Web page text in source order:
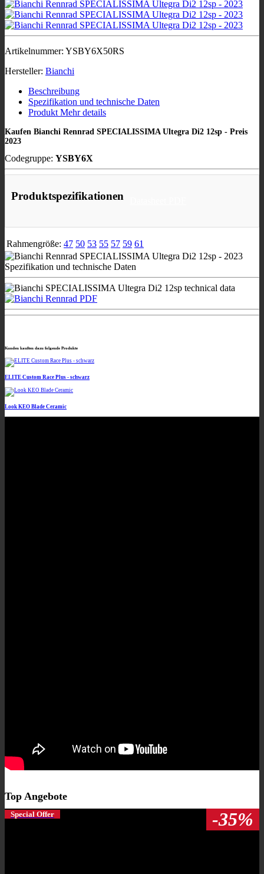
Artikelnummer: YSBY6X50RS
Hersteller: Bianchi
Beschreibung
Spezifikation und technische Daten
Produkt Mehr details
Kaufen Bianchi Rennrad SPECIALISSIMA Ultegra Di2 12sp - Preis
2023
Codegruppe: YSBY6X
Produktspezifikationen
Rahmengröße: 47 50 53 55 57 59 61
Kunden kauften dazu folgende Produkte
ELITE Custom Race Plus - schwarz
Look KEO Blade Ceramic
Top Angebote
Special Offer -35%